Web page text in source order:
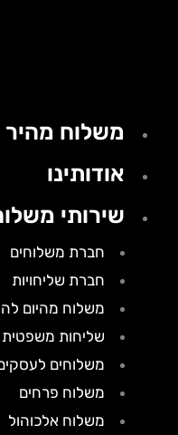
משלוח מהיר
אודותינו
שירותי משלוחים
חברת משלוחים
חברת שליחויות
משלוח מהיום להיום
שליחות משפטית
משלוחים לעסקים
משלוח פרחים
משלוח אלכוהול